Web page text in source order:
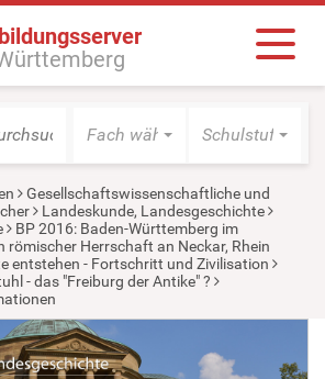
Fach wählen Schulstufe
Gesellschaftswissenschaftliche und
Landeskunde, Landesgeschichte
BP 2016: Baden-Württemberg im
römischer Herrschaft an Neckar, Rhein
entstehen - Fortschritt und Zivilisation
- das "Freiburg der Antike" ?